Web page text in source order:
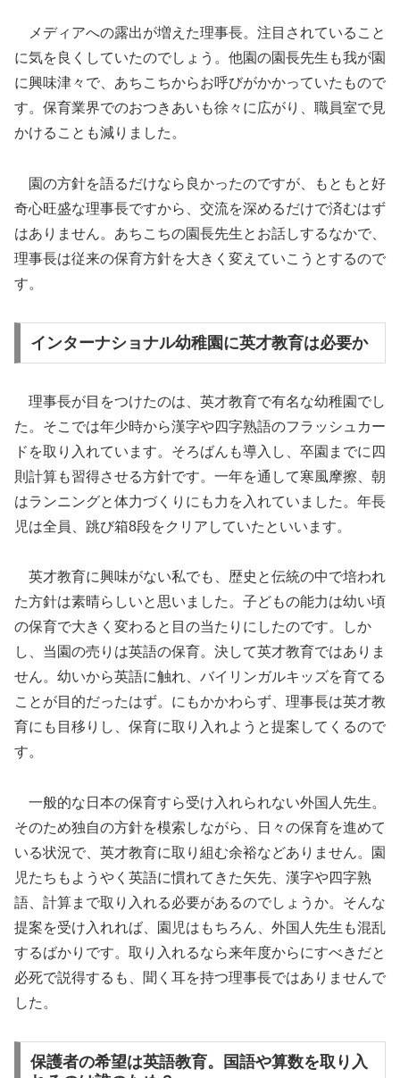
メディアへの露出が増えた理事長。注目されていること
に気を良くしていたのでしょう。他園の園長先生も我が園
に興味津々で、あちこちからお呼びがかかっていたもので
す。保育業界でのおつきあいも徐々に広がり、職員室で見
かけることも減りました。
園の方針を語るだけなら良かったのですが、もともと好
奇心旺盛な理事長ですから、交流を深めるだけで済むはず
はありません。あちこちの園長先生とお話しするなかで、
理事長は従来の保育方針を大きく変えていこうとするので
す。
インターナショナル幼稚園に英才教育は必要か
理事長が目をつけたのは、英才教育で有名な幼稚園でし
た。そこでは年少時から漢字や四字熟語のフラッシュカー
ドを取り入れています。そろばんも導入し、卒園までに四
則計算も習得させる方針です。一年を通して寒風摩擦、朝
はランニングと体力づくりにも力を入れていました。年長
児は全員、跳び箱8段をクリアしていたといいます。
英才教育に興味がない私でも、歴史と伝統の中で培われ
た方針は素晴らしいと思いました。子どもの能力は幼い頃
の保育で大きく変わると目の当たりにしたのです。しか
し、当園の売りは英語の保育。決して英才教育ではありま
せん。幼いから英語に触れ、バイリンガルキッズを育てる
ことが目的だったはず。にもかかわらず、理事長は英才教
育にも目移りし、保育に取り入れようと提案してくるので
す。
一般的な日本の保育すら受け入れられない外国人先生。
そのため独自の方針を模索しながら、日々の保育を進めて
いる状況で、英才教育に取り組む余裕などありません。園
児たちもようやく英語に慣れてきた矢先、漢字や四字熟
語、計算まで取り入れる必要があるのでしょうか。そんな
提案を受け入れれば、園児はもちろん、外国人先生も混乱
するばかりです。取り入れるなら来年度からにすべきだと
必死で説得するも、聞く耳を持つ理事長ではありませんで
した。
保護者の希望は英語教育。国語や算数を取り入